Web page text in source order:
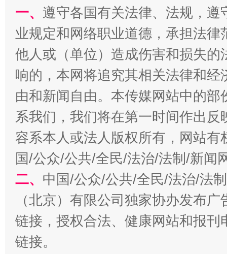
习近平的博鳌关键词
魏明亮
“刷贴”乱象丛生
生
一、 遵守各国有关法律、法规，
业规定和网络职业道德，承担法
他人或（单位）造成伤害和损失
响的，本网将追究其相关法律和
由和新闻自由。本传媒网站中的
系我们，我们将在第一时间作出
容系本人或法人版权所有，网站
国/公众/公共/全民/法治/法制/新闻
二、 中国/公众/公共/全民/法治/法
（北京）有限公司独家协办发布
链接，授权合法、健康网站和报
链接。